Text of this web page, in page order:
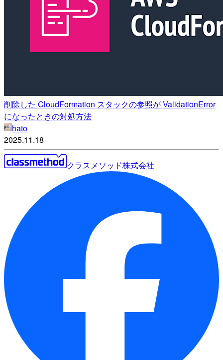
削除した CloudFormation スタックの参照が ValidationError
になったときの対処方法
hato
2025.11.18
クラスメソッド株式会社